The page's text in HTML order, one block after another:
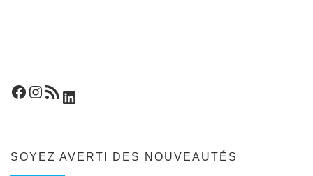
Facebook
Instagram
Flux RSS
LinkedIn
SOYEZ AVERTI DES NOUVEAUTÉS